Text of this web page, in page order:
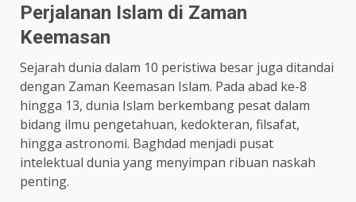
Perjalanan Islam di Zaman
Keemasan
Sejarah dunia dalam 10 peristiwa besar juga ditandai
dengan Zaman Keemasan Islam. Pada abad ke-8
hingga 13, dunia Islam berkembang pesat dalam
bidang ilmu pengetahuan, kedokteran, filsafat,
hingga astronomi. Baghdad menjadi pusat
intelektual dunia yang menyimpan ribuan naskah
penting.